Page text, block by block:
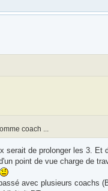
coach ...
de prolonger les 3. Et
point de vue charge de
avec plusieurs coachs